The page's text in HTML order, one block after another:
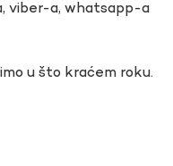
viber-a, whatsapp-a
u što kraćem roku.